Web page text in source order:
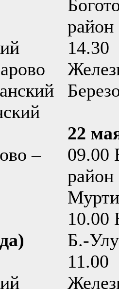
–
район
14.30
22
09.00
10.00
Б.-
11.00